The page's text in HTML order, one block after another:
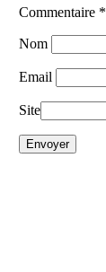
Commentaire *
Nom
Email
Site